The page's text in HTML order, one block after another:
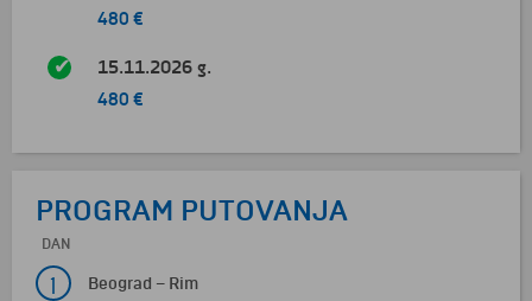
480 €
15.11.2026 g.
480 €
PROGRAM PUTOVANJA
DAN
1 Beograd – Rim